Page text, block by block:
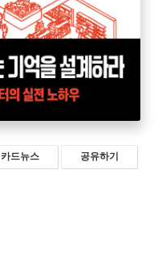
카드뉴스 공유하기